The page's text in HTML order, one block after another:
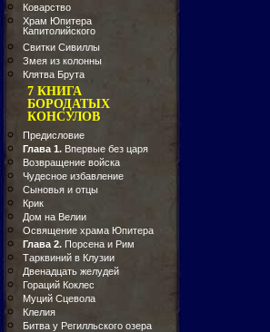
Коварство
Храм Юпитера
Капитолийского
Свитки Сивиллы
Змея из колонны
Клятва Брута
7 КНИГА
БОРОДАТЫХ
КОНСУЛОВ
Предисловие
Глава 1. Впервые без царя
Возвращение войска
Чудесное избавление
Сыновья и отцы
Крик
Дом на Велии
Освящение храма Юпитера
Глава 2. Порсена и Рим
Тарквиний в Клузии
Двенадцать желудей
Гораций Коклес
Муций Сцевола
Клелия
Битва у Регилльского озера